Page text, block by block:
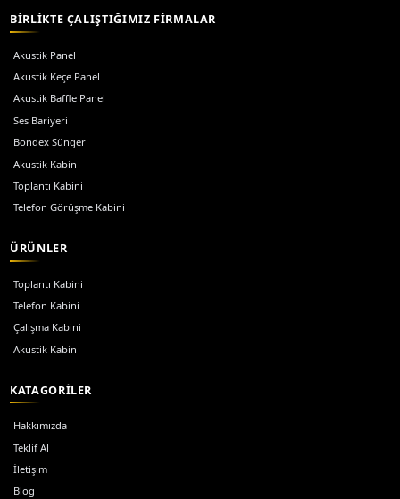
Ses İzolasyon Kabini
Üstün ses yalıtım teknolojisi ile tam izolasyon sağlar.
Sessiz Kabin